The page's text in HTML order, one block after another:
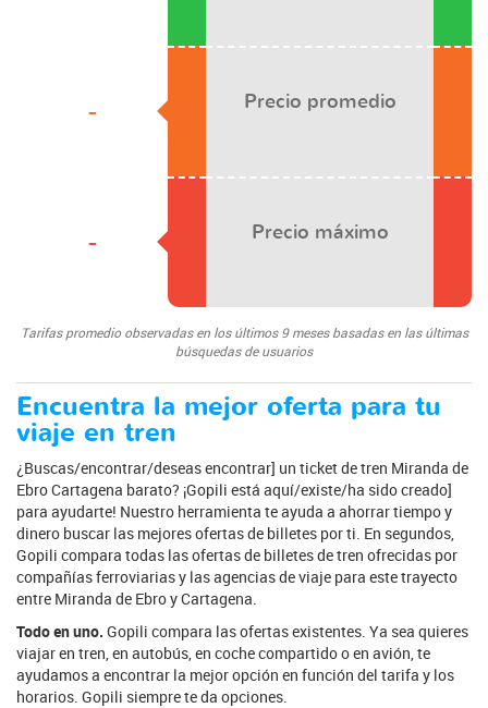
-
-
Precio promedio
Precio máximo
Tarifas promedio observadas en los últimos 9 meses basadas en las últimas
búsquedas de usuarios
Encuentra la mejor oferta para tu
viaje en tren
¿Buscas/encontrar/deseas encontrar] un ticket de tren Miranda de
Ebro Cartagena barato? ¡Gopili está aquí/existe/ha sido creado]
para ayudarte! Nuestro herramienta te ayuda a ahorrar tiempo y
dinero buscar las mejores ofertas de billetes por ti. En segundos,
Gopili compara todas las ofertas de billetes de tren ofrecidas por
compañías ferroviarias y las agencias de viaje para este trayecto
entre Miranda de Ebro y Cartagena.
Todo en uno. Gopili compara las ofertas existentes. Ya sea quieres
viajar en tren, en autobús, en coche compartido o en avión, te
ayudamos a encontrar la mejor opción en función del tarifa y los
horarios. Gopili siempre te da opciones.